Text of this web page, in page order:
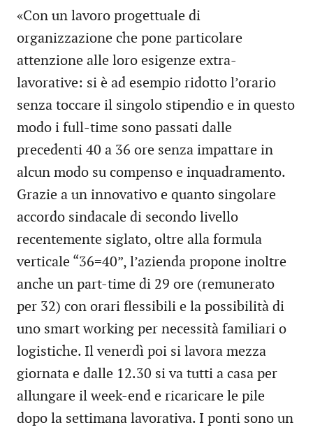
«Con un lavoro progettuale di
organizzazione che pone particolare
attenzione alle loro esigenze extra-
lavorative: si è ad esempio ridotto l’orario
senza toccare il singolo stipendio e in questo
modo i full-time sono passati dalle
precedenti 40 a 36 ore senza impattare in
alcun modo su compenso e inquadramento.
Grazie a un innovativo e quanto singolare
accordo sindacale di secondo livello
recentemente siglato, oltre alla formula
verticale “36=40”, l’azienda propone inoltre
anche un part-time di 29 ore (remunerato
per 32) con orari flessibili e la possibilità di
uno smart working per necessità familiari o
logistiche. Il venerdì poi si lavora mezza
giornata e dalle 12.30 si va tutti a casa per
allungare il week-end e ricaricare le pile
dopo la settimana lavorativa. I ponti sono un